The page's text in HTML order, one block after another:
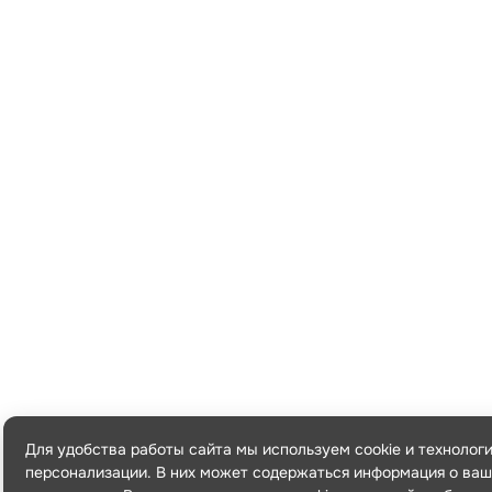
Для удобства работы сайта мы используем cookie и
персонализации. В них может содержаться информация о